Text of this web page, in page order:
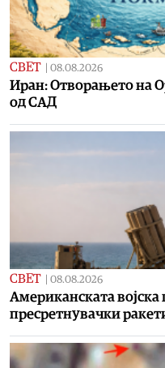
СВЕТ 08.08.2026
Иран: Отворањето на
од САД
СВЕТ 08.08.2026
Американската
пресретнувачки